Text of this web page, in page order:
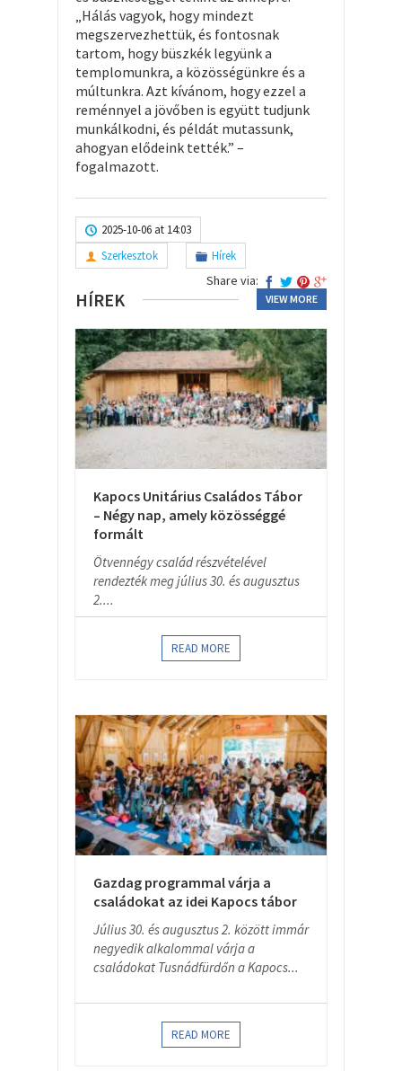
„Hálás vagyok, hogy mindezt
megszervezhettük, és fontosnak
tartom, hogy büszkék legyünk a
templomunkra, a közösségünkre és a
múltunkra. Azt kívánom, hogy ezzel a
reménnyel a jövőben is együtt tudjunk
munkálkodni, és példát mutassunk,
ahogyan elődeink tették.” –
fogalmazott.
2025-10-06 at 14:03
Szerkesztok
Hírek
Share via:
HÍREK VIEW MORE
Kapocs Unitárius Családos Tábor
– Négy nap, amely közösséggé
formált
Ötvennégy család részvételével
rendezték meg július 30. és augusztus
2....
READ MORE
Gazdag programmal várja a
családokat az idei Kapocs tábor
Július 30. és augusztus 2. között immár
negyedik alkalommal várja a
családokat Tusnádfürdőn a Kapocs...
READ MORE